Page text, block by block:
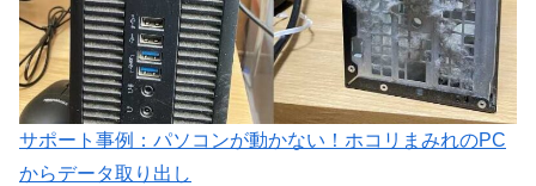
サポート事例：パソコンが動かない！ホコリまみれのPC
からデータ取り出し